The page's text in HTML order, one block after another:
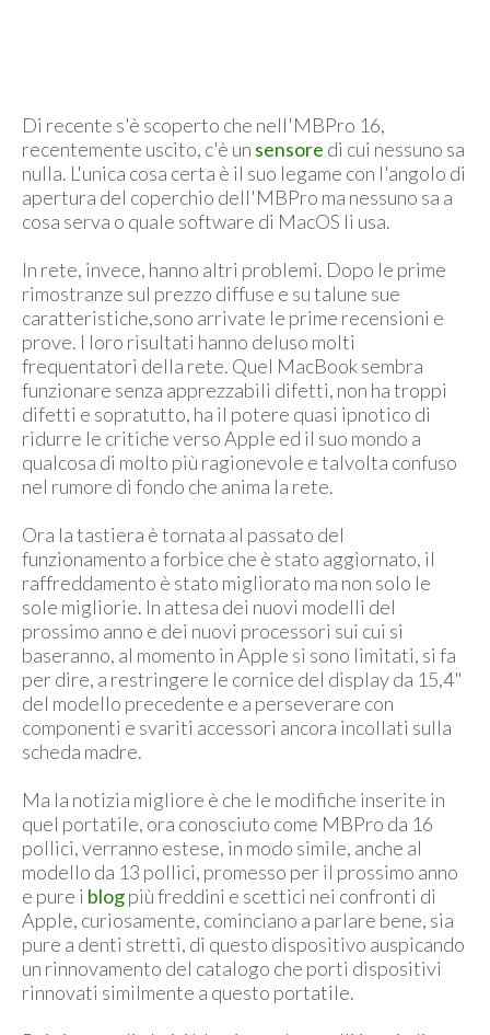
Di recente s'è scoperto che nell'MBPro 16,
recentemente uscito, c'è un sensore di cui nessuno sa
nulla. L'unica cosa certa è il suo legame con l'angolo di
apertura del coperchio dell'MBPro ma nessuno sa a
cosa serva o quale software di MacOS li usa.
In rete, invece, hanno altri problemi. Dopo le prime
rimostranze sul prezzo diffuse e su talune sue
caratteristiche,sono arrivate le prime recensioni e
prove. I loro risultati hanno deluso molti
frequentatori della rete. Quel MacBook sembra
funzionare senza apprezzabili difetti, non ha troppi
difetti e sopratutto, ha il potere quasi ipnotico di
ridurre le critiche verso Apple ed il suo mondo a
qualcosa di molto più ragionevole e talvolta confuso
nel rumore di fondo che anima la rete.
Ora la tastiera è tornata al passato del
funzionamento a forbice che è stato aggiornato, il
raffreddamento è stato migliorato ma non solo le
sole migliorie. In attesa dei nuovi modelli del
prossimo anno e dei nuovi processori sui cui si
baseranno, al momento in Apple si sono limitati, si fa
per dire, a restringere le cornice del display da 15,4"
del modello precedente e a perseverare con
componenti e svariti accessori ancora incollati sulla
scheda madre.
Ma la notizia migliore è che le modifiche inserite in
quel portatile, ora conosciuto come MBPro da 16
pollici, verranno estese, in modo simile, anche al
modello da 13 pollici, promesso per il prossimo anno
e pure i blogpiù freddini e scettici nei confronti di
Apple, curiosamente, cominciano a parlare bene, sia
pure a denti stretti, di questo dispositivo auspicando
un rinnovamento del catalogo che porti dispositivi
rinnovati similmente a questo portatile.